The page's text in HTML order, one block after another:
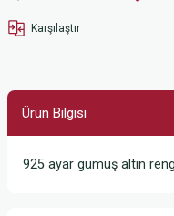
Karşılaştır
Ürün Bilgisi
925 ayar gümüş altın